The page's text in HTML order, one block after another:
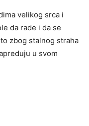
velikog srca i
da rade i da se
zbog stalnog straha
u svom